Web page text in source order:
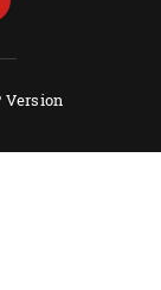
Version